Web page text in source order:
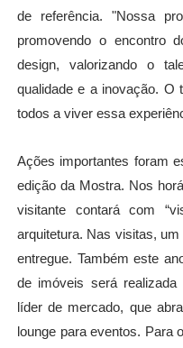
de referência. "Nossa
promovendo o encontro
design, valorizando o
qualidade e a inovação. O
todos a viver essa experiê
Ações importantes foram
edição da Mostra. Nos
visitante contará com
arquitetura. Nas visitas,
entregue. Também este
de imóveis será realizada
líder de mercado, que
lounge para eventos. Para